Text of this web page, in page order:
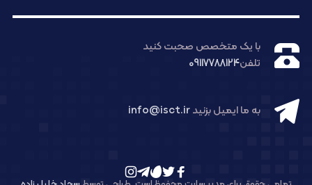
با یک متخصص صحبت کنید
تلفن09117788124
به ما ایمیل بزنیدinfo@isct.ir